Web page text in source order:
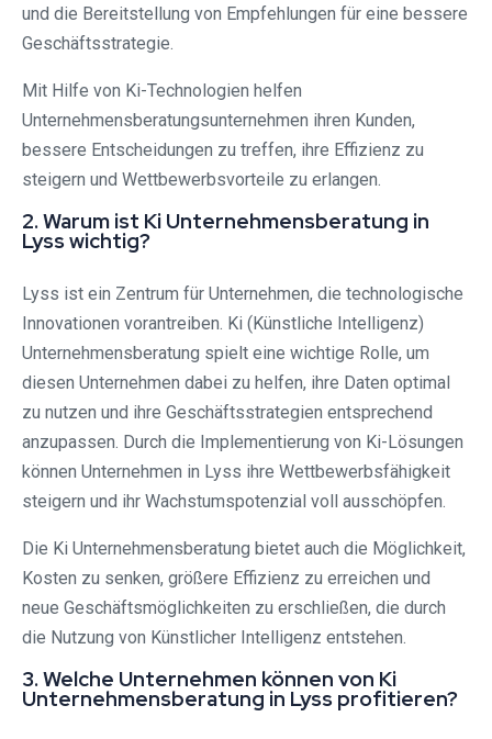
und die Bereitstellung von Empfehlungen für eine bessere
Geschäftsstrategie.
Mit Hilfe von Ki-Technologien helfen
Unternehmensberatungsunternehmen ihren Kunden,
bessere Entscheidungen zu treffen, ihre Effizienz zu
steigern und Wettbewerbsvorteile zu erlangen.
2. Warum ist Ki Unternehmensberatung in
Lyss wichtig?
Lyss ist ein Zentrum für Unternehmen, die technologische
Innovationen vorantreiben. Ki (Künstliche Intelligenz)
Unternehmensberatung spielt eine wichtige Rolle, um
diesen Unternehmen dabei zu helfen, ihre Daten optimal
zu nutzen und ihre Geschäftsstrategien entsprechend
anzupassen. Durch die Implementierung von Ki-Lösungen
können Unternehmen in Lyss ihre Wettbewerbsfähigkeit
steigern und ihr Wachstumspotenzial voll ausschöpfen.
Die Ki Unternehmensberatung bietet auch die Möglichkeit,
Kosten zu senken, größere Effizienz zu erreichen und
neue Geschäftsmöglichkeiten zu erschließen, die durch
die Nutzung von Künstlicher Intelligenz entstehen.
3. Welche Unternehmen können von Ki
Unternehmensberatung in Lyss profitieren?